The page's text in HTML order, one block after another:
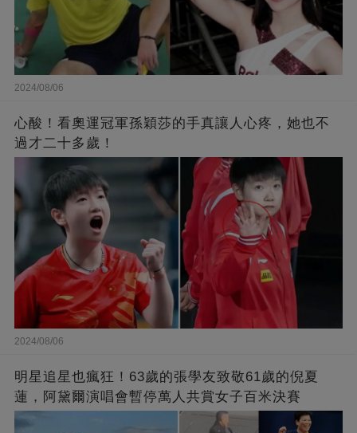
2024/08/06
心酸！看奧運冠軍孫穎莎的手真讓人心疼，她也不
過才二十多歲！
2024/08/06
明星追星也瘋狂！63歲的張學友致敬61歲的倪夏
蓮，阿黛爾演唱會暫停萬人共賞女子百米決賽